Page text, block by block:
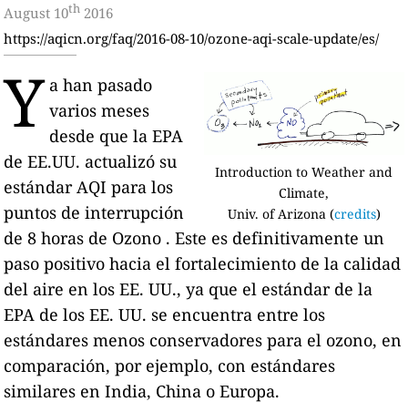
August 10th 2016
https://aqicn.org/faq/2016-08-10/ozone-aqi-scale-update/es/
Introduction to Weather and
Climate,
Univ. of Arizona (credits)
Y a han pasado
varios meses
desde que la EPA
de EE.UU. actualizó su
estándar AQI para los
puntos de interrupción
de 8 horas de Ozono . Este es definitivamente un
paso positivo hacia el fortalecimiento de la calidad
del aire en los EE. UU., ya que el estándar de la
EPA de los EE. UU. se encuentra entre los
estándares menos conservadores para el ozono, en
comparación, por ejemplo, con estándares
similares en India, China o Europa.